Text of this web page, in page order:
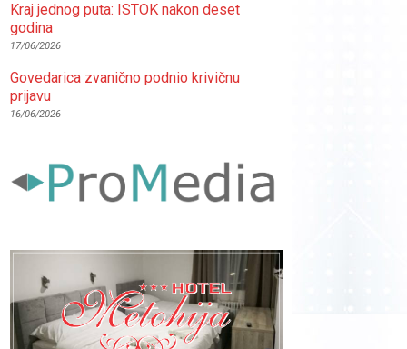
Kraj jednog puta: ISTOK nakon deset
godina
17/06/2026
Govedarica zvanično podnio krivičnu
prijavu
16/06/2026